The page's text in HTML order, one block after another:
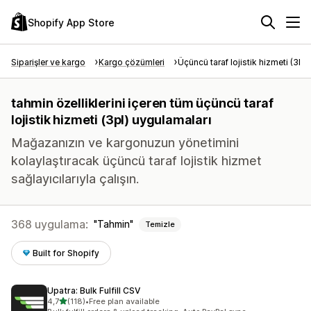
Shopify App Store
Siparişler ve kargo Kargo çözümleri Üçüncü taraf lojistik hizmeti (3PL)
tahmin özelliklerini içeren tüm üçüncü taraf
lojistik hizmeti (3pl) uygulamaları
Mağazanızın ve kargonuzun yönetimini
kolaylaştıracak üçüncü taraf lojistik hizmet
sağlayıcılarıyla çalışın.
368 uygulama: Tahmin Temizle
Built for Shopify
Upatra: Bulk Fulfill CSV
4,75 yıldız üzerinden
(118)
toplam 118 değerlendirme
•Free plan available